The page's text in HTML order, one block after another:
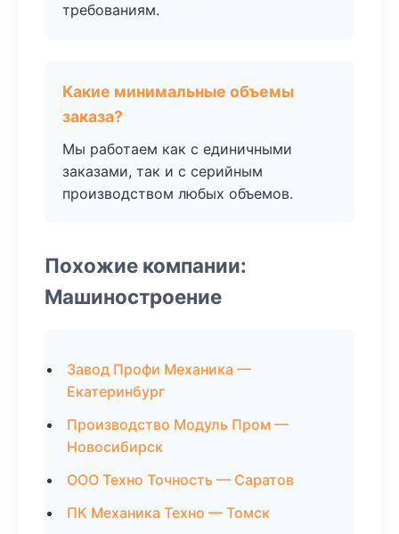
требованиям.
Какие минимальные объемы
заказа?
Мы работаем как с единичными
заказами, так и с серийным
производством любых объемов.
Похожие компании:
Машиностроение
Завод Профи Механика —
Екатеринбург
Производство Модуль Пром —
Новосибирск
ООО Техно Точность — Саратов
ПК Механика Техно — Томск